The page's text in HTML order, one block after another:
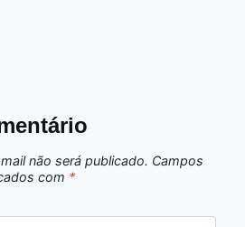
não será publicado. Campos
com *